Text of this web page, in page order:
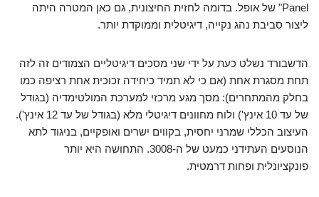
Panel" של אופל. בדומה לחזית החיצונית, גם כאן המטרה היתה
ליצור סביבת נהג נקייה, דיגיטלית וממוקדת יותר.
הדשבורד נשלט כעת על ידי שני מסכים דיגיטליים הצמודים זה לזה
תחת מסגרת אחת (אם כי לא תמיד כיחידה זכוכית אחת רציפה כמו
בחלק מהמתחרים): מסך מגע מרכזי למערכת המולטימדיה (בגודל
של עד 10 אינץ') ולוח מחוונים דיגיטלי מלא (בגודל של עד 12 אינץ').
העיצוב הכללי שמרני יחסית, בקווים ישרים ואופקיים, בניגוד לתא
הנוסעים העתידני כמעט של ה-3008. התחושה היא יותר
פונקציונלית ופחות דרמטית.